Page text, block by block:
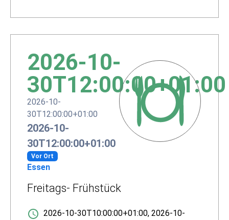
2026-10-
30T12:00:00+01:00
2026-10-
30T12:00:00+01:00
2026-10-
30T12:00:00+01:00
Essen
Vor Ort
Freitags- Frühstück
2026-10-30T10:00:00+01:00, 2026-10-